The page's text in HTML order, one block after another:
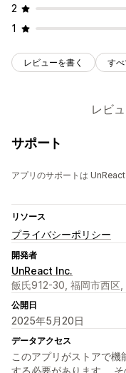
2
1
レビューを書く す
レビ
サポート
アプリのサポートは UnReact
リソース
プライバシーポリシー
開発者
UnReact Inc.
飯氏912-30, 福岡市西区
公開日
2025年5月20日
データアクセス
このアプリがストアで機